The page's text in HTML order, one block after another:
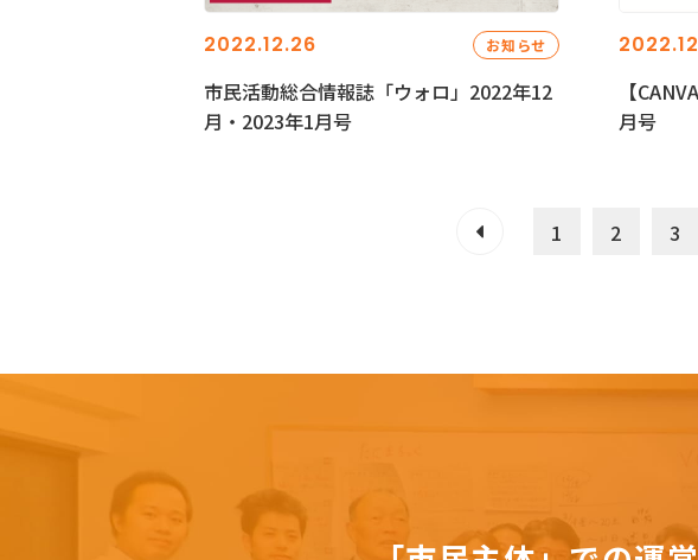
2022.12.26 お知らせ
市民活動総合情報誌「ウォロ」2022年12
月・2023年1月号
【
月号
1 2 3